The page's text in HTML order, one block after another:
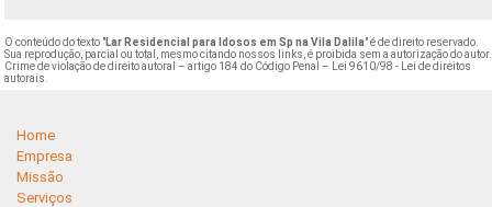
O conteúdo do texto "Lar Residencial para Idosos em Sp na Vila Dalila" é de direito reservado.
Sua reprodução, parcial ou total, mesmo citando nossos links, é proibida sem a autorização do autor.
Crime de violação de direito autoral – artigo 184 do Código Penal –
Lei 9610/98 - Lei de direitos
autorais
Home
Empresa
Missão
Serviços